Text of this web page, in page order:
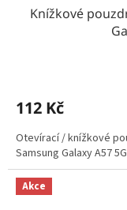
Knížkové
112 Kč
Otevírací / knížkové
Samsung Galaxy A57
Akce